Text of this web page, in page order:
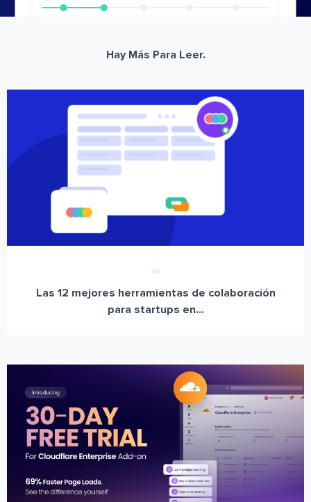
Hay Más Para Leer.
Las 12 mejores herramientas de colaboración
para startups en...